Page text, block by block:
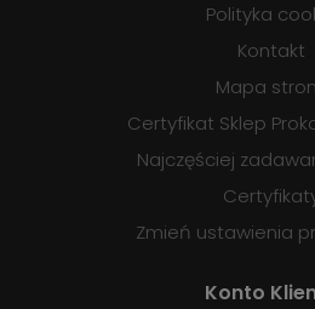
Polityka
Kontakt
Mapa
Certyfikat Sklep
Najczęściej
Zmień ustawienia
Konto